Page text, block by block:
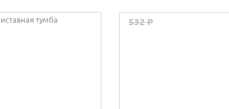
532 P